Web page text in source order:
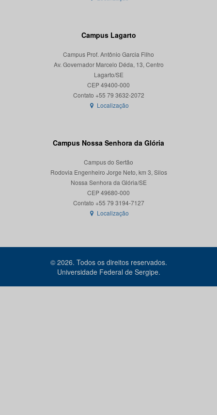
Campus Lagarto
Campus Prof. Antônio Garcia Filho
Av. Governador Marcelo Déda, 13, Centro
Lagarto/SE
CEP 49400-000
Localização
Campus Nossa Senhora da Glória
Campus do Sertão
Rodovia Engenheiro Jorge Neto, km 3, Silos
Nossa Senhora da Glória/SE
CEP 49680-000
Contato +55 79 3194-7127
Localização
© 2026. Todos os direitos reservados.
Universidade Federal de Sergipe.